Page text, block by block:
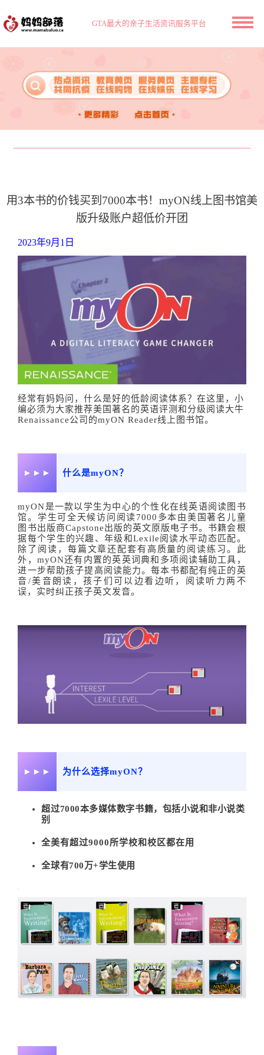
GTA最大的亲子生活资讯服务平台
用3本书的价钱买到7000本书！myON线上图书馆美
版升级账户超低价开团
2023年9月1日
经常有妈妈问，什么是好的低龄阅读体系？在这里，小
编必须为大家推荐美国著名的英语评测和分级阅读大牛
Renaissance公司的myON Reader线上图书馆。
►►► 什么是myON？
myON是一款以学生为中心的个性化在线英语阅读图书
馆。学生可全天候访问阅读7000多本由美国著名儿童
图书出版商Capstone出版的英文原版电子书。书籍会根
据每个学生的兴趣、年级和Lexile阅读水平动态匹配。
除了阅读，每篇文章还配套有高质量的阅读练习。此
外，myON还有内置的英英词典和多项阅读辅助工具，
进一步帮助孩子提高阅读能力。每本书都配有纯正的英
音/美音朗读，孩子们可以边看边听，阅读听力两不
误，实时纠正孩子英文发音。
►►► 为什么选择myON？
超过7000本多媒体数字书籍，包括小说和非小说类
别
全美有超过9000所学校和校区都在用
全球有700万+学生使用